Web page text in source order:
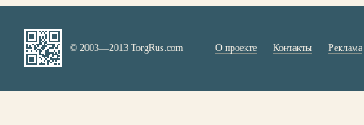
© 2003—2013 TorgRus.com О проекте Контакты Реклама